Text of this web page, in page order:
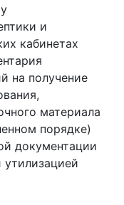
и
кабинетах
на получение
материала
порядке)
документации